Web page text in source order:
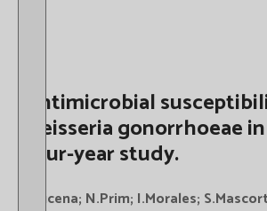
Antimicrobial
Neisseria gonorrhoeae
four-year study.
J.Lucena; N.Prim; I.Morales;